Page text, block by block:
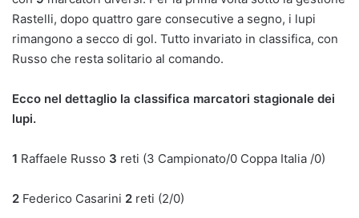
Rastelli, dopo quattro gare consecutive a segno, i lupi
rimangono a secco di gol. Tutto invariato in classifica, con
Russo che resta solitario al comando.
Ecco nel dettaglio la classifica marcatori stagionale dei
lupi.
1 Raffaele Russo 3 reti (3 Campionato/0 Coppa Italia /0)
2 Federico Casarini 2 reti (2/0)